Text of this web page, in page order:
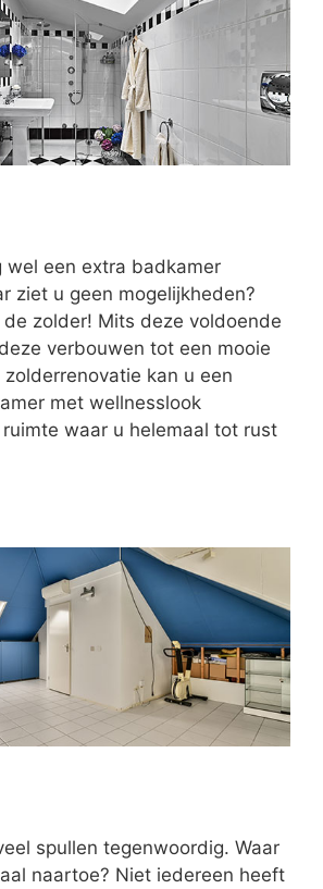
wel een extra badkamer
ziet u geen mogelijkheden?
de zolder! Mits deze voldoende
verbouwen tot een mooie
zolderrenovatie kan u een
met wellnesslook
ruimte waar u helemaal tot rust
spullen tegenwoordig. Waar
naartoe? Niet iedereen heeft